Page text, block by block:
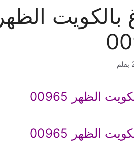
بالكويت الظهر
بقلم
الظهر 00965
الظهر 00965